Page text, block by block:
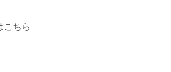
こちら